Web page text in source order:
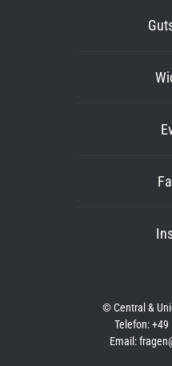
© Central &
Telefon:
Email: